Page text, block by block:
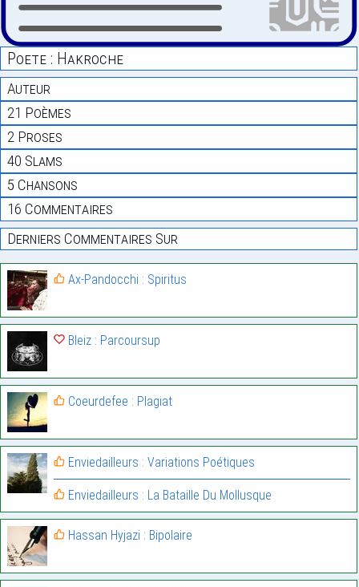
Poete : Hakroche
Auteur
21 Poèmes
2 Proses
40 Slams
5 Chansons
16 Commentaires
Derniers Commentaires Sur
Ax-Pandocchi : Spiritus
Bleiz : Parcoursup
Coeurdefee : Plagiat
Enviedailleurs : Variations Poétiques
Enviedailleurs : La Bataille Du Mollusque
Hassan Hyjazi : Bipolaire